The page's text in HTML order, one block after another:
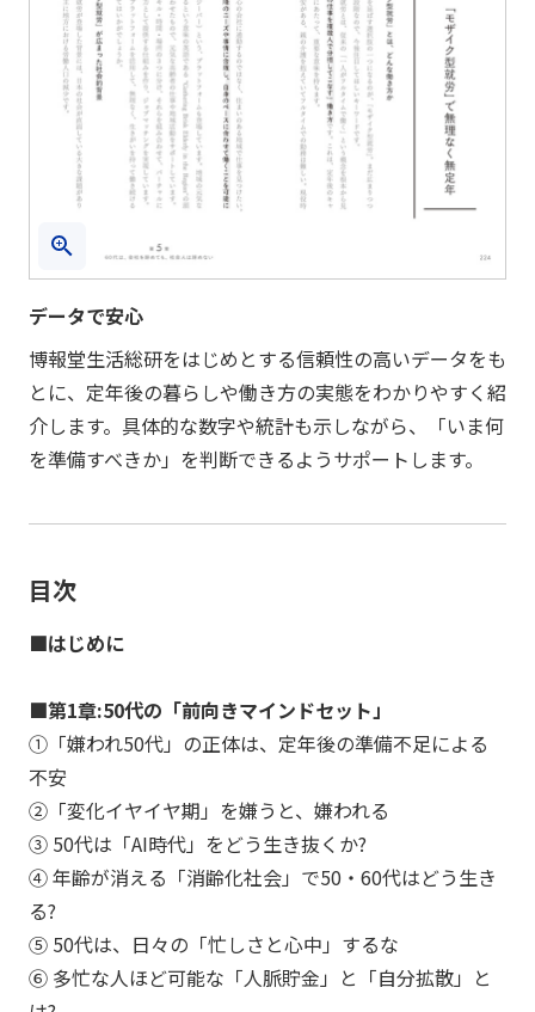
データで安心
博報堂生活総研をはじめとする信頼性の高いデータをも
とに、定年後の暮らしや働き方の実態をわかりやすく紹
介します。具体的な数字や統計も示しながら、「いま何
を準備すべきか」を判断できるようサポートします。
目次
■はじめに
■第1章:50代の「前向きマインドセット」
①「嫌われ50代」の正体は、定年後の準備不足による
不安
②「変化イヤイヤ期」を嫌うと、嫌われる
③ 50代は「AI時代」をどう生き抜くか?
④ 年齢が消える「消齢化社会」で50・60代はどう生き
る?
⑤ 50代は、日々の「忙しさと心中」するな
⑥ 多忙な人ほど可能な「人脈貯金」と「自分拡散」と